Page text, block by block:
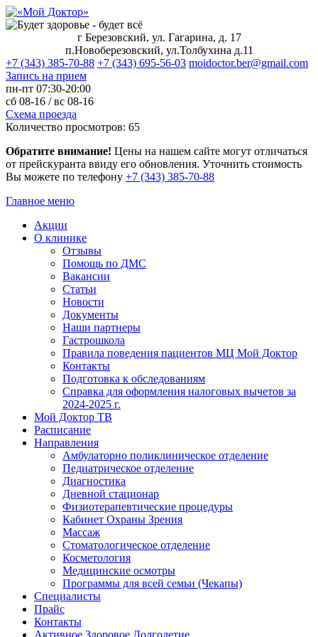
г Березовский, ул. Гагарина, д. 17
п.Новоберезовский, ул.Толбухина д.11
+7 (343) 385-70-88 +7 (343) 695-56-03 moidoctor.ber@gmail.com
Запись на прием
пн-пт 07:30-20:00
сб 08-16 /вс 08-16
Схема проезда
Количество просмотров: 65
Обратите внимание! Цены на нашем сайте могут отличаться
от прейскуранта ввиду его обновления. Уточнить стоимость
Вы можете по телефону +7 (343) 385‑70‑88
Главное меню
Акции
О клинике
Отзывы
Помощь по ДМС
Вакансии
Статьи
Новости
Документы
Наши партнеры
Гастрошкола
Правила поведения пациентов МЦ Мой Доктор
Контакты
Подготовка к обследованиям
Справка для оформления налоговых вычетов за
2024-2025 г.
Мой Доктор ТВ
Расписание
Направления
Амбулаторно поликлиническое отделение
Педиатрическое отделение
Диагностика
Дневной стационар
Физиотерапевтические процедуры
Кабинет Охраны Зрения
Массаж
Стоматологическое отделение
Косметология
Медицинские осмотры
Программы для всей семьи (Чекапы)
Специалисты
Прайс
Контакты
Активное Здоровое Долголетие